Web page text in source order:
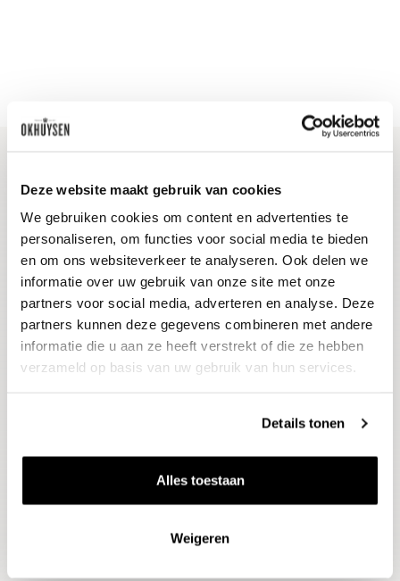
Deze website maakt gebruik van cookies
We gebruiken cookies om content en advertenties te
personaliseren, om functies voor social media te bieden
en om ons websiteverkeer te analyseren. Ook delen we
informatie over uw gebruik van onze site met onze
partners voor social media, adverteren en analyse. Deze
partners kunnen deze gegevens combineren met andere
informatie die u aan ze heeft verstrekt of die ze hebben
verzameld op basis van uw gebruik van hun services.
Details tonen
Alles toestaan
Weigeren
Blijf op de hoogte
Ontvang het laatste wijnnieuws, proeverijen en
evenementen
E-mailadres
Aanmelden
Thema's